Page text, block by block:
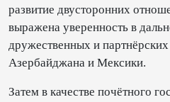
развитие двусторонних
выражена уверенность в
дружественных и
Азербайджана и Мексики.
Затем в качестве почётного